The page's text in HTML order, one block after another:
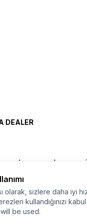
DEALER
MESAFELİ SATIŞ
olarak, sizlere daha iyi
kullandığınızı
be used.